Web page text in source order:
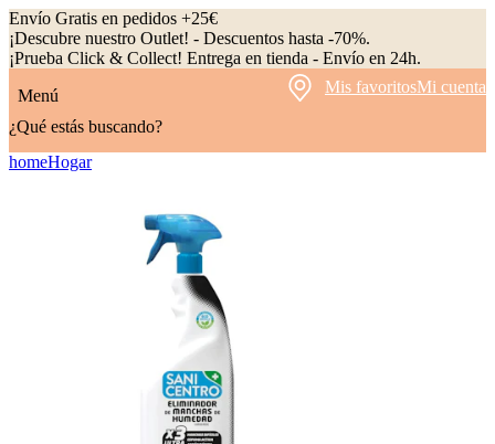
Envío Gratis en pedidos +25€
¡Descubre nuestro Outlet! - Descuentos hasta -70%.
¡Prueba Click & Collect! Entrega en tienda - Envío en 24h.
Menú
Mis favoritosMi cuenta
¿Qué estás buscando?
homeHogar